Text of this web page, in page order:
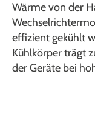
Wärme von der
effizient gekühlt
Kühlkörper trägt
der Geräte bei